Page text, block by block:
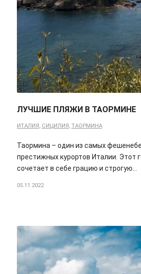
ЛУЧШИЕ ПЛЯЖИ В ТАОРМИНЕ
ИТАЛИЯ СИЦИЛИЯ ТАОРМИНА
Таормина – один из самых
престижных курортов Италии. Этот
сочетает в себе грацию и строгую…
05.11.2022